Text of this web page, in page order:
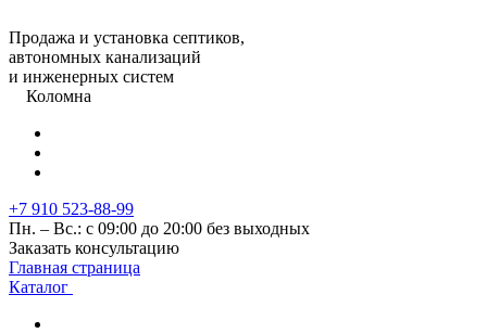
Продажа и установка септиков,
автономных канализаций
и инженерных систем
Коломна
+7 910 523-88-99
Пн. – Вс.: с 09:00 до 20:00 без выходных
Заказать консультацию
Главная страница
Каталог